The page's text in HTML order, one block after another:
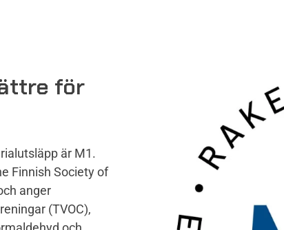
för
är M1.
Finnish Society of
anger
(TVOC),